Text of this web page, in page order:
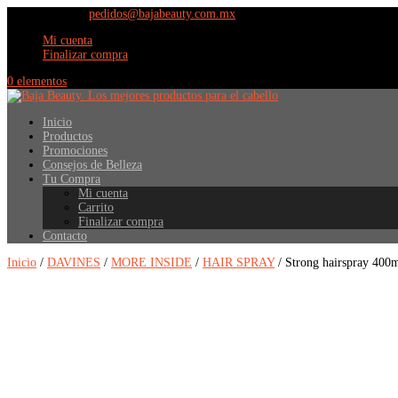
pedidos@bajabeauty.com.mx
Mi cuenta
Finalizar compra
0 elementos
Inicio
Productos
Promociones
Consejos de Belleza
Tu Compra
Mi cuenta
Carrito
Finalizar compra
Contacto
Inicio / DAVINES / MORE INSIDE / HAIR SPRAY/ Strong hairspray